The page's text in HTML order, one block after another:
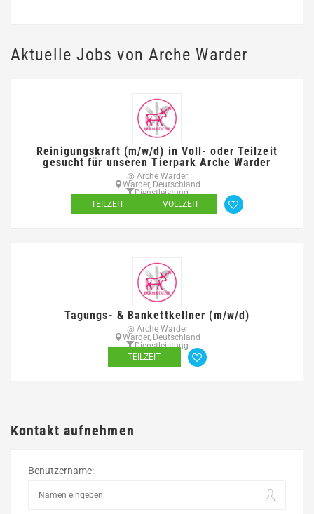
Aktuelle Jobs von Arche Warder
Reinigungskraft (m/w/d) in Voll- oder Teilzeit
gesucht für unseren Tierpark Arche Warder
@ Arche Warder
Warder, Deutschland
Dienstleistung
TEILZEIT
VOLLZEIT
Tagungs- & Bankettkellner (m/w/d)
@ Arche Warder
Warder, Deutschland
Dienstleistung
TEILZEIT
Kontakt aufnehmen
Benutzername: